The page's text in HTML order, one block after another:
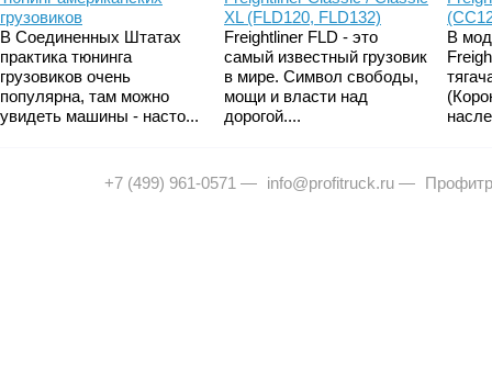
грузовиков
В Соединенных Штатах
практика тюнинга
грузовиков очень
популярна, там можно
увидеть машины - насто...
XL (FLD120, FLD132)
Freightliner FLD - это
самый известный грузовик
в мире. Символ свободы,
мощи и власти над
дорогой....
В
+7 (499) 961-0571 — info@profitruck.ru —